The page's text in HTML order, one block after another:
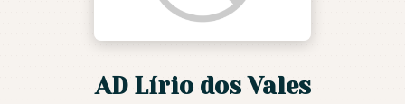
MINISTÉRIOS
AGENDA DE EVENTOS
PREGAÇÕES
AD Lírio dos Vales